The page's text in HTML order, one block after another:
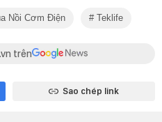
Nồi Cơm Điện Teklife
trên
Sao chép link